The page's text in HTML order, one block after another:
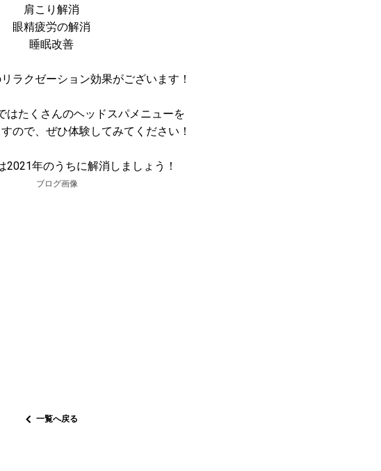
肩こり解消
眼精疲労の解消
睡眠改善
ラクゼーション効果がございます！
はたくさんのヘッドスパメニューを
ので、ぜひ体験してみてください！
2021年のうちに解消しましょう！
一覧へ戻る